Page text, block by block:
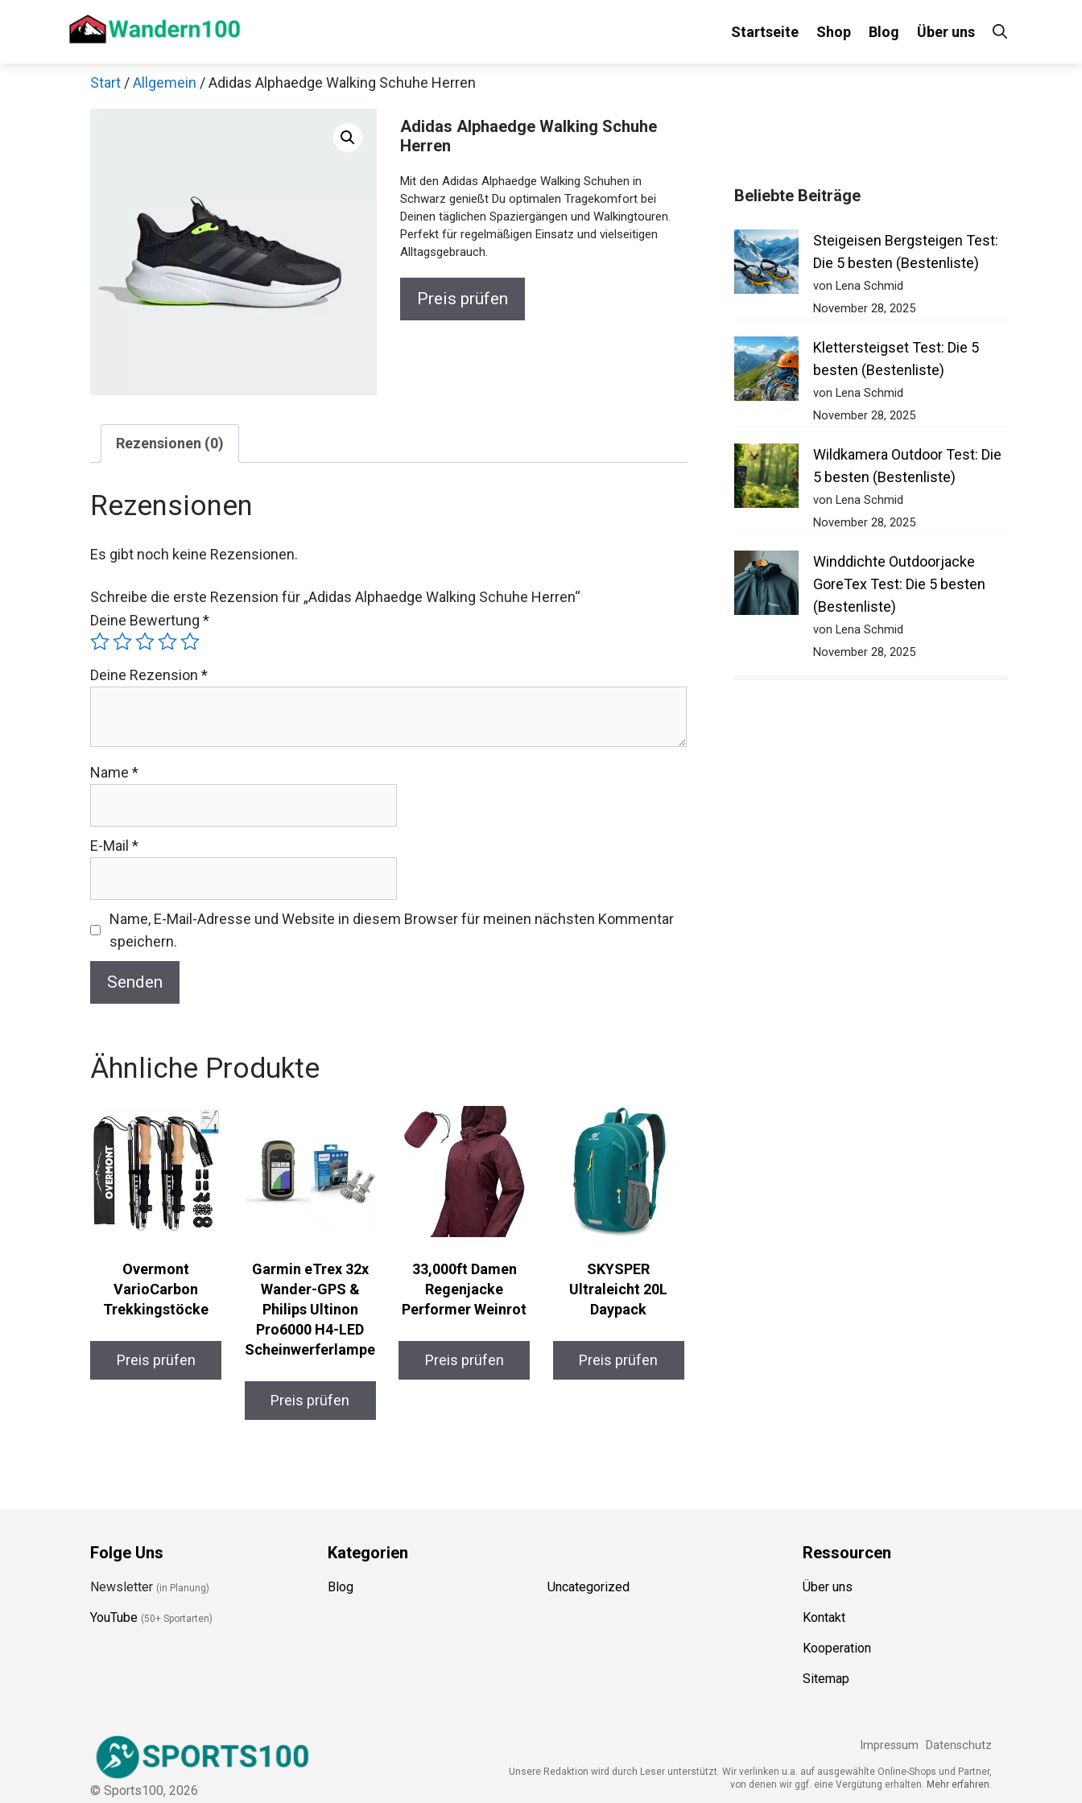
Startseite Shop Blog Über uns
Start /Allgemein / Adidas Alphaedge Walking Schuhe Herren
Adidas Alphaedge Walking Schuhe
Herren
Mit den Adidas Alphaedge Walking Schuhen in
Schwarz genießt Du optimalen Tragekomfort bei
Deinen täglichen Spaziergängen und Walkingtouren.
Perfekt für regelmäßigen Einsatz und vielseitigen
Alltagsgebrauch.
Preis prüfen
Rezensionen (0)
Rezensionen
Es gibt noch keine Rezensionen.
Schreibe die erste Rezension für „Adidas Alphaedge Walking Schuhe Herren“
Deine Bewertung *
Deine Rezension *
Name *
E-Mail *
Name, E-Mail-Adresse und Website in diesem Browser für meinen nächsten Kommentar
speichern.
Ähnliche Produkte
Overmont
VarioCarbon
Trekkingstöcke
Preis prüfen
Garmin eTrex 32x
Wander-GPS &
Philips Ultinon
Pro6000 H4-LED
Scheinwerferlampe
Preis prüfen
33,000ft Damen
Regenjacke
Performer Weinrot
Preis prüfen
SKYSPER
Ultraleicht 20L
Daypack
Preis prüfen
Beliebte Beiträge
Steigeisen Bergsteigen Test:
Die 5 besten (Bestenliste)
von Lena Schmid
November 28, 2025
Klettersteigset Test: Die 5
besten (Bestenliste)
von Lena Schmid
November 28, 2025
Wildkamera Outdoor Test: Die
5 besten (Bestenliste)
von Lena Schmid
November 28, 2025
Winddichte Outdoorjacke
GoreTex Test: Die 5 besten
(Bestenliste)
von Lena Schmid
November 28, 2025
Folge Uns
Newsletter (in Planung)
YouTube (50+ Sportarten)
Kategorien
Blog Uncategorized
Ressourcen
Über uns
Kontakt
Kooperation
Sitemap
© Sports100, 2026
Impressum Datenschutz
Unsere Redaktion wird durch Leser unterstützt. Wir verlinken u.a. auf ausgewählte Online-Shops und Partner,
von denen wir ggf. eine Vergütung erhalten. Mehr erfahren.